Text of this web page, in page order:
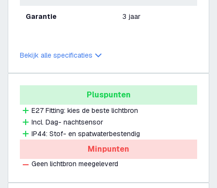
Garantie 3 jaar
Bekijk alle specificaties
Pluspunten
E27 Fitting: kies de beste lichtbron
Incl. Dag- nachtsensor
IP44: Stof- en spatwaterbestendig
Minpunten
Geen lichtbron meegeleverd